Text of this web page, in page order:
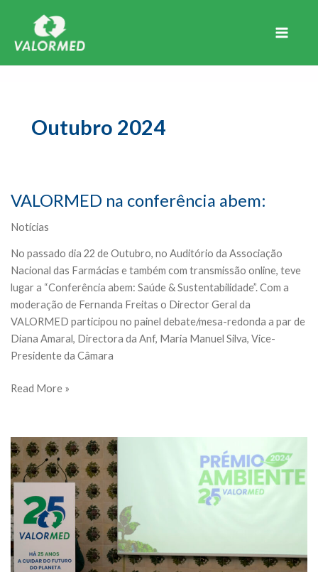
content
Outubro 2024
VALORMED na conferência abem:
Notícias
No passado dia 22 de Outubro, no Auditório da Associação
Nacional das Farmácias e também com transmissão online, teve
lugar a “Conferência abem: Saúde & Sustentabilidade”. Com a
moderação de Fernanda Freitas o Director Geral da
VALORMED participou no painel debate/mesa-redonda a par de
Diana Amaral, Directora da Anf, Maria Manuel Silva, Vice-
Presidente da Câmara
VALORMED
abem:
Read More »